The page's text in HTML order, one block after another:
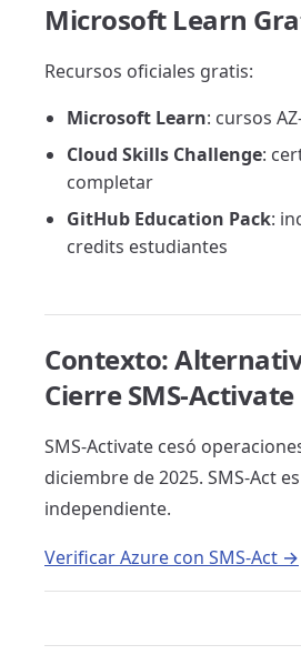
Microsoft Learn
Recursos oficiales gratis:
Microsoft Learn: cursos
Cloud Skills Challenge:
completar
GitHub Education Pack:
credits estudiantes
Contexto:
Cierre SMS-Activate
SMS-Activate cesó
diciembre de 2025. SMS-Act
independiente.
Verificar Azure con SMS-Act →